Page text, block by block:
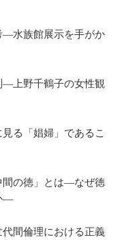
―水族館展示を手がか
―上野千鶴子の女性観
る「娼婦」であるこ
間の徳」とは―なぜ徳
―
間倫理における正義